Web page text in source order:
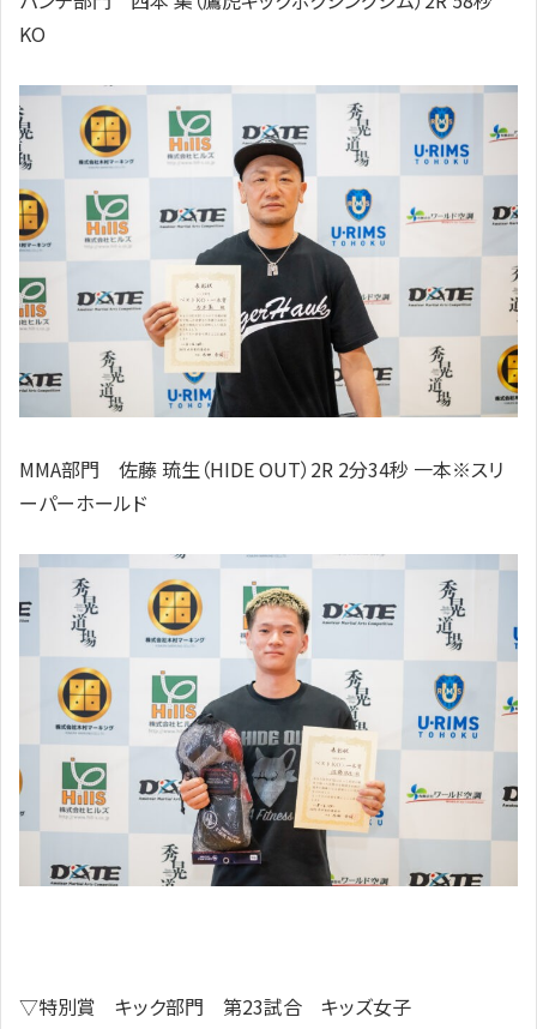
KO
MMA部門 佐藤 琉生（HIDE OUT）2R 2分34秒 一本※スリ
ーパーホールド
▽特別賞 キック部門 第23試合 キッズ女子